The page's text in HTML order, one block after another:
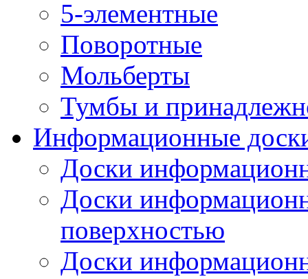
5-элементные
Поворотные
Мольберты
Тумбы и
Информационные
Доски
Доски
поверхностью
Доски